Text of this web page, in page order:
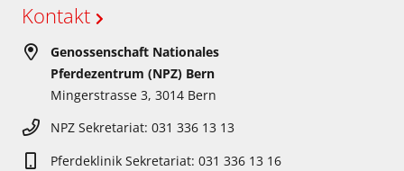
Kontakt
Genossenschaft Nationales
Pferdezentrum (NPZ) Bern
Mingerstrasse 3, 3014 Bern
NPZ Sekretariat: 031 336 13 13
Pferdeklinik Sekretariat: 031 336 13 16